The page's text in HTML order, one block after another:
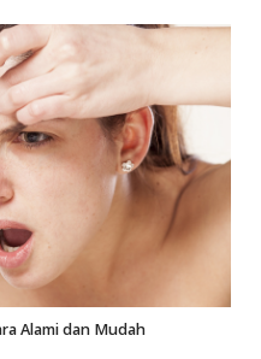
Alami dan Mudah